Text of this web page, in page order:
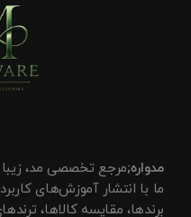
مدواره;مرجع تخصصی مد،
ما با انتشار آموزش‌های
برندها، مقایسه کالاها،